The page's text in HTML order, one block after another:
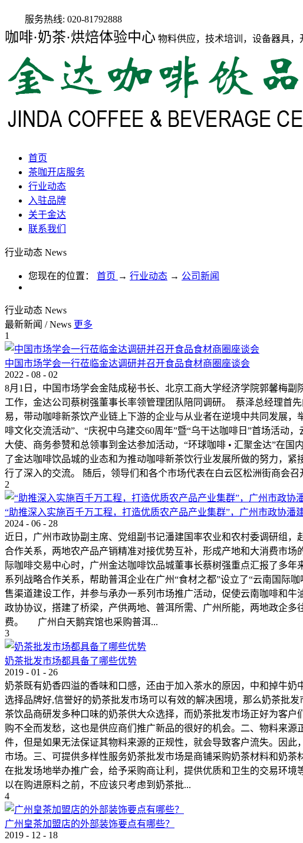
服务热线: 020-81792888
咖啡·奶茶·烘焙体验中心 物料供应，技术培训，设备器具，
首页
茶咖开店服务
行业动态
入驻品牌
关于金达
联系我们
行业动态 News
您现在的位置： 首页 → 行业动态 → 公司新闻
行业动态 News
最新新闻 / News 更多
1
中国市场学会一行莅临金达调研并召开食品食材商圈座谈会
2022 - 08 - 02
8月1日，中国市场学会金陆成秘书长、北京工商大学经济学院郭馨梅
工作，金达公司蔡树强董事长率领管理团队陪同调研。 蔡泽总经理首
易，带动咖啡新茶饮产业链上下游的企业与从业者在逆境中共同发展，
啡文化交流活动”、“庆祝中乌建交60周年”暨“乌干达咖啡日”首场活动
大使、商务参赞和总领事到金达参加活动，“环球咖啡 • 汇聚金达”在
了金达咖啡饮品城的业态和为推动咖啡新茶饮行业发展所做的努力，
行了深入的交流。 随后，领导们和各个市场代表在白云区松洲街商会
2
“助推深入实施百千万工程，打造优质农产品产业集群”，广州市政协潘
2024 - 06 - 28
近日，广州市政协副主席、党组副书记潘建国率农业和农村委调研组
合作关系，两地农产品产销精准对接优势互补，形成产地和大消费市
际咖啡交易中心时，广州金达咖啡饮品城董事长蔡树强重点汇报了多
系列战略合作关系，帮助普洱企业在广州“食材之都”设立了“云南国际
售渠道建设工作，并参与承办一系列市场推广活动，促使云南咖啡和
政协协议，搭建了桥梁，产供两地、普洱所需、广州所能，两地政企
费。 广州白天鹅宾馆也采购普洱...
3
奶茶批发市场都具备了哪些优势
2019 - 01 - 26
奶茶既有奶香四溢的香味和口感，还由于加入茶水的原因，中和掉牛
选择品牌好,信誉好的奶茶批发市场可以有效的解决困境，那么奶茶批
茶饮品商研发多种口味的奶茶供大众选择，而奶茶批发市场正好为客
购不全而发愁，这也是供应商们推广新品的很好的机会。二、物料来
件，但是如果无法保证其物料来源的正规性，就会导致客户流失。因
市场。三、可提供多样性服务奶茶批发市场是商铺采购奶茶材料和奶
在批发场地举办推广会，给予采购商让利，提供优质和卫生的交易环
以在购进原料之前，不应该只考虑到奶茶批...
4
广州皇茶加盟店的外部装饰要点有哪些？
2019 - 12 - 18